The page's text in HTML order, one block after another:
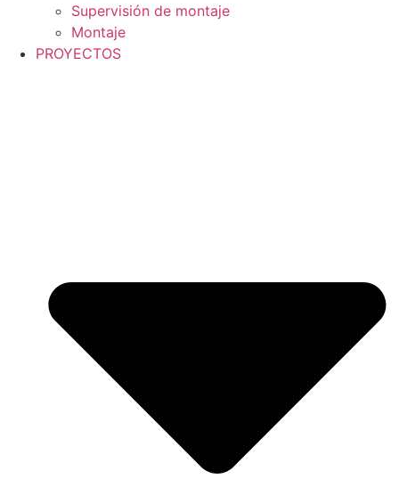
Supervisión de montaje
Montaje
PROYECTOS